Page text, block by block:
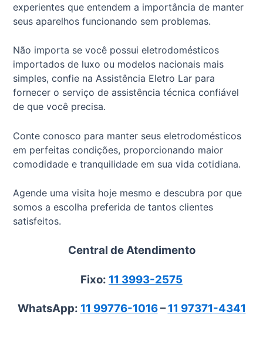
experientes que entendem a importância de manter
seus aparelhos funcionando sem problemas.
Não importa se você possui eletrodomésticos
importados de luxo ou modelos nacionais mais
simples, confie na Assistência Eletro Lar para
fornecer o serviço de assistência técnica confiável
de que você precisa.
Conte conosco para manter seus eletrodomésticos
em perfeitas condições, proporcionando maior
comodidade e tranquilidade em sua vida cotidiana.
Agende uma visita hoje mesmo e descubra por que
somos a escolha preferida de tantos clientes
satisfeitos.
Central de Atendimento
Fixo: 11 3993-2575
WhatsApp: 11 99776-1016–11 97371-4341